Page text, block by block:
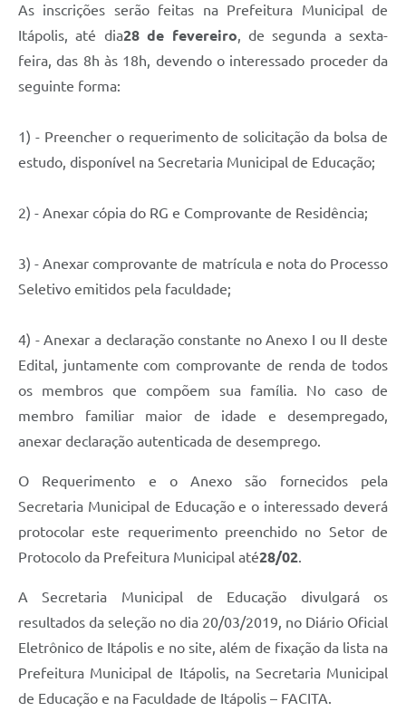
Agenda
Diário Oficial
As inscrições serão feitas na Prefeitura Municipal de
Itápolis, até dia28 de fevereiro , de segunda a sexta-
feira, das 8h às 18h, devendo o interessado proceder da
seguinte forma:
1) - Preencher o requerimento de solicitação da bolsa de
estudo, disponível na Secretaria Municipal de Educação;
2) - Anexar cópia do RG e Comprovante de Residência;
3) - Anexar comprovante de matrícula e nota do Processo
Seletivo emitidos pela faculdade;
4) - Anexar a declaração constante no Anexo I ou II deste
Edital, juntamente com comprovante de renda de todos
os membros que compõem sua família. No caso de
membro familiar maior de idade e desempregado,
anexar declaração autenticada de desemprego.
O Requerimento e o Anexo são fornecidos pela
Secretaria Municipal de Educação e o interessado deverá
protocolar este requerimento preenchido no Setor de
Protocolo da Prefeitura Municipal até28/02
A Secretaria Municipal de Educação divulgará os
resultados da seleção no dia 20/03/2019, no Diário Oficial
Eletrônico de Itápolis e no site, além de fixação da lista na
Prefeitura Municipal de Itápolis, na Secretaria Municipal
de Educação e na Faculdade de Itápolis – FACITA.